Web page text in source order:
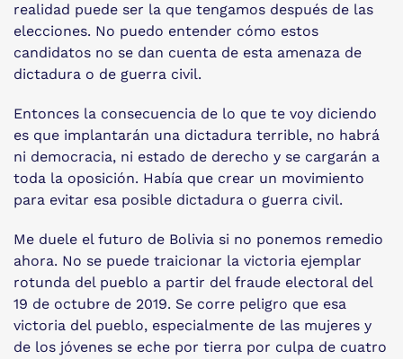
realidad puede ser la que tengamos después de las
elecciones. No puedo entender cómo estos
candidatos no se dan cuenta de esta amenaza de
dictadura o de guerra civil.
Entonces la consecuencia de lo que te voy diciendo
es que implantarán una dictadura terrible, no habrá
ni democracia, ni estado de derecho y se cargarán a
toda la oposición. Había que crear un movimiento
para evitar esa posible dictadura o guerra civil.
Me duele el futuro de Bolivia si no ponemos remedio
ahora. No se puede traicionar la victoria ejemplar
rotunda del pueblo a partir del fraude electoral del
19 de octubre de 2019. Se corre peligro que esa
victoria del pueblo, especialmente de las mujeres y
de los jóvenes se eche por tierra por culpa de cuatro